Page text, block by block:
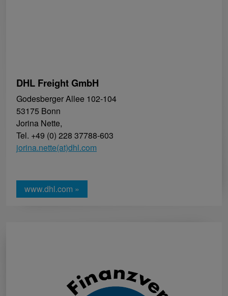
DHL Freight GmbH
Godesberger Allee 102-104
53175 Bonn
Jorina Nette,
Tel. +49 (0) 228 37788-603
jorina.nette(at)dhl.com
www.dhl.com »